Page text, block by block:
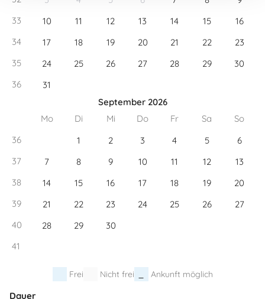
33
10 11 12 13 14 15
16
34
17 18 19 20 21 22
23
35
24 25 26 27 28 29
30
36
31
September 2026
Mo
Di Mi Do Fr Sa
So
36
1 2 3 4 5
6
37
7 8 9 10 11 12
13
38
14 15 16 17 18 19
20
39
21 22 23 24 25 26
27
40
28 29
30
41
Frei Nicht frei Ankunft möglich
Dauer